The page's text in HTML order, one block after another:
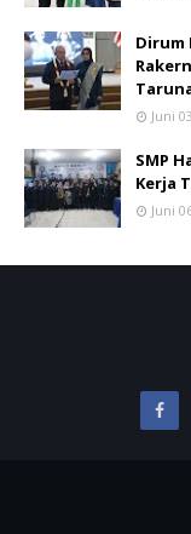
Dirum
Juni
SMP
Kerja
Juni